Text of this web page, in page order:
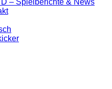
– Spielberichte & News